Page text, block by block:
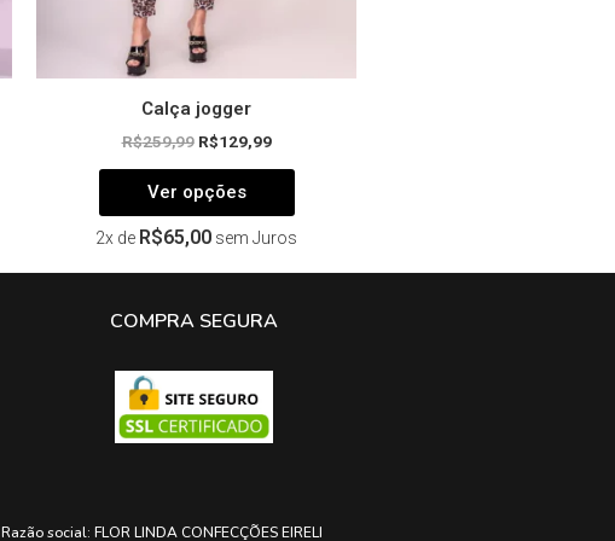
Calça jogger
R$259,99 R$129,99
Ver opções
2x de R$65,00 sem Juros
COMPRA SEGURA
Razão social: FLOR LINDA CONFECÇÕES EIRELI